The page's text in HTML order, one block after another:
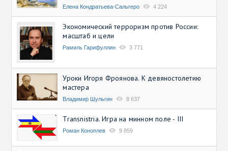
Елена Кондратьева-Сальгеро 4 224
Экономический терроризм против России:
масштаб и цели
Рамиль Гарифуллин 3 771
Уроки Игоря Фроянова. К девяностолетию
мастера
Владимир Шульгин 8 637
Transnistria. Игра на минном поле - III
Роман Коноплев 9 859